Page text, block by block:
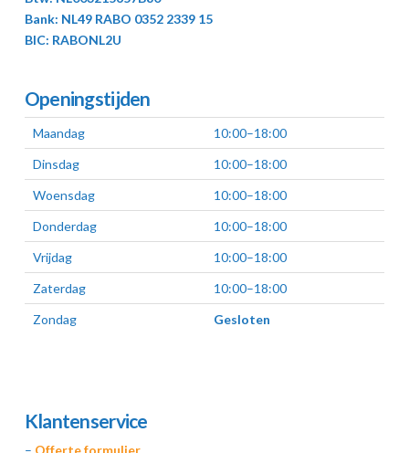
Bank: NL49 RABO 0352 2339 15
BIC: RABONL2U
Openingstijden
Maandag
10:00–18:00
Dinsdag
10:00–18:00
Woensdag
10:00–18:00
Donderdag
10:00–18:00
Vrijdag
10:00–18:00
Zaterdag
10:00–18:00
Zondag
Gesloten
Klantenservice